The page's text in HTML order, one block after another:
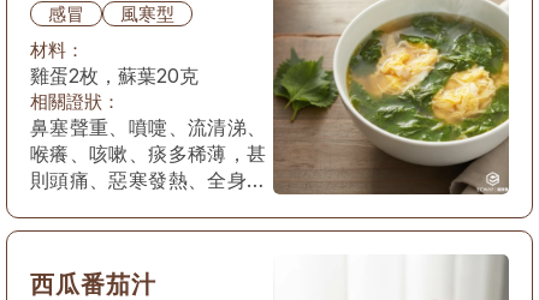
感冒
風寒型
材料：
雞蛋2枚，蘇葉20克
相關證狀：
鼻塞聲重、噴嚏、流清涕、
喉癢、咳嗽、痰多稀薄，甚
則頭痛、惡寒發熱、全身疼
西瓜番茄汁